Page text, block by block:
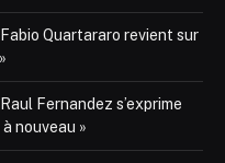
Quartararo revient sur
Fernandez s’exprime
nouveau »